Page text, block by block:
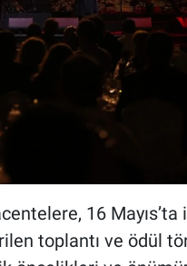
16
toplantı ve ödül